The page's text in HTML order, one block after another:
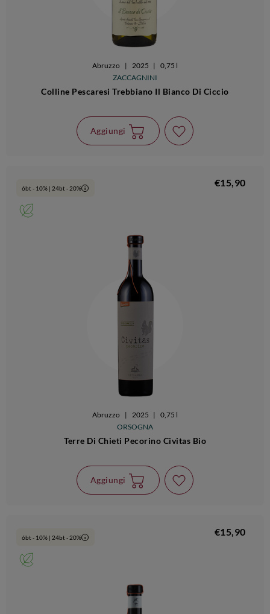
Abruzzo | 2025 | 0,75 l
ZACCAGNINI
Colline Pescaresi Trebbiano Il Bianco Di Ciccio
Aggiungi
6bt - 10% | 24bt - 20% i €15,90
Abruzzo | 2025 | 0,75 l
ORSOGNA
Terre Di Chieti Pecorino Civitas Bio
Aggiungi
6bt - 10% | 24bt - 20% i €15,90